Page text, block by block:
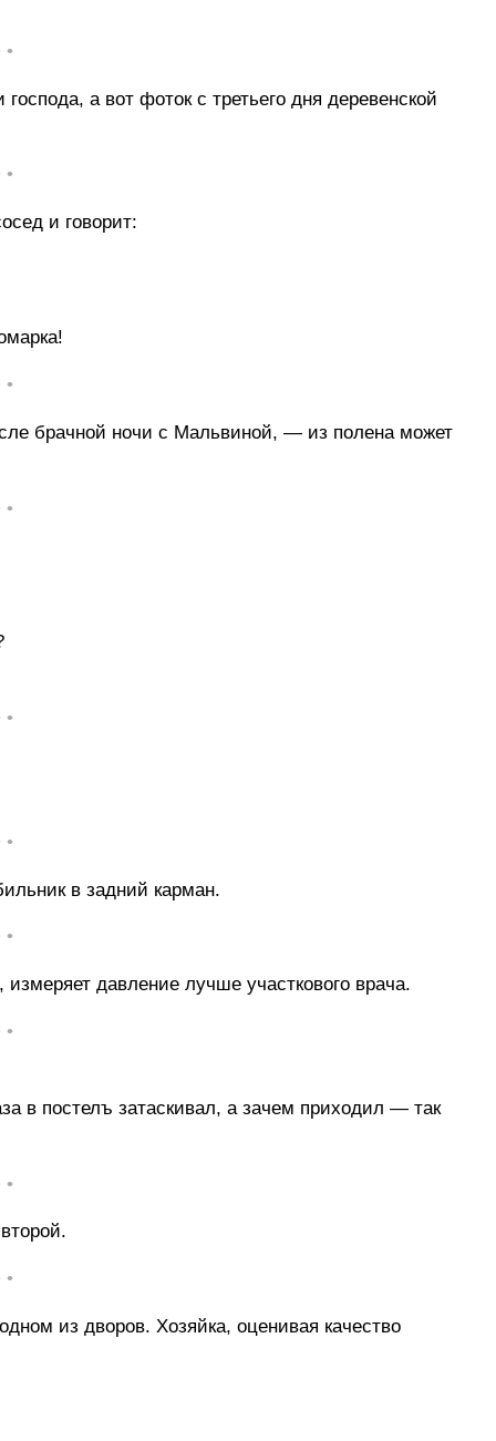
•
а вот фоток с третьего дня деревенской
•
и говорит:
•
брачной ночи с Мальвиной, — из полена может
•
•
•
в задний карман.
•
давление лучше участкового врача.
•
в постелъ затаскивал, а зачем приходил — так
•
•
из дворов. Хозяйка, оценивая качество